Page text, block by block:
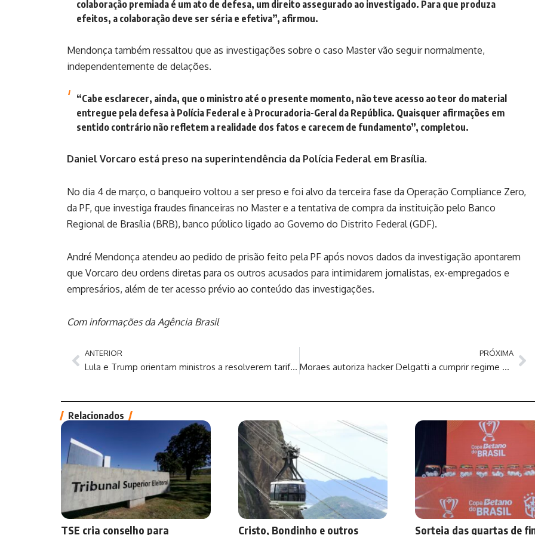
colaboração premiada é um ato de defesa, um direito assegurado ao investigado. Para que produza
efeitos, a colaboração deve ser séria e efetiva”, afirmou.
Mendonça também ressaltou que as investigações sobre o caso Master vão seguir normalmente,
independentemente de delações.
“Cabe esclarecer, ainda, que o ministro até o presente momento, não teve acesso ao teor do material
entregue pela defesa à Polícia Federal e à Procuradoria-Geral da República. Quaisquer afirmações em
sentido contrário não refletem a realidade dos fatos e carecem de fundamento”, completou.
Daniel Vorcaro está preso na superintendência da Polícia Federal em Brasília.
No dia 4 de março, o banqueiro voltou a ser preso e foi alvo da terceira fase da Operação Compliance Zero,
da PF, que investiga fraudes financeiras no Master e a tentativa de compra da instituição pelo Banco
Regional de Brasília (BRB), banco público ligado ao Governo do Distrito Federal (GDF).
André Mendonça atendeu ao pedido de prisão feito pela PF após novos dados da investigação apontarem
que Vorcaro deu ordens diretas para os outros acusados para intimidarem jornalistas, ex-empregados e
empresários, além de ter acesso prévio ao conteúdo das investigações.
Com informações da Agência Brasil
ANTERIOR
Lula e Trump orientam ministros a resolverem tarifas em 30 dias
PRÓXIMA
Moraes autoriza hacker Delgatti a cumprir regime aberto de prisão
Relacionados
TSE cria conselho para Cristo, Bondinho e outros Sorteia das quartas de